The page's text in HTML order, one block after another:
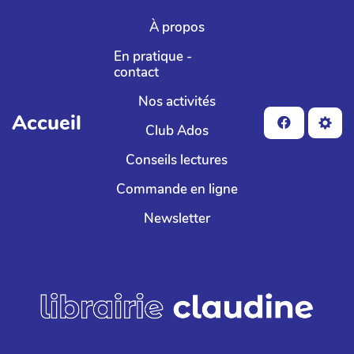
Aller au contenu principal
Accueil
À propos
En pratique -
contact
Nos activités
Club Ados
Conseils lectures
Commande en ligne
Newsletter